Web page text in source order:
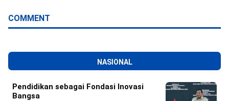
COMMENT
NASIONAL
Pendidikan sebagai Fondasi Inovasi
Bangsa